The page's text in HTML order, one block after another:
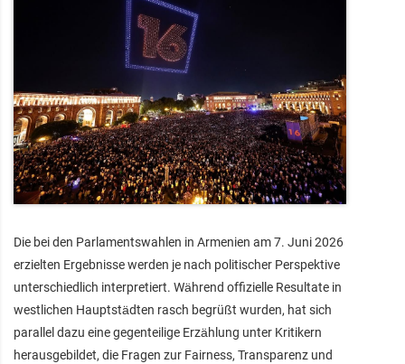
Die bei den Parlamentswahlen in Armenien am 7. Juni 2026
erzielten Ergebnisse werden je nach politischer Perspektive
unterschiedlich interpretiert. Während offizielle Resultate in
westlichen Hauptstädten rasch begrüßt wurden, hat sich
parallel dazu eine gegenteilige Erzählung unter Kritikern
herausgebildet, die Fragen zur Fairness, Transparenz und